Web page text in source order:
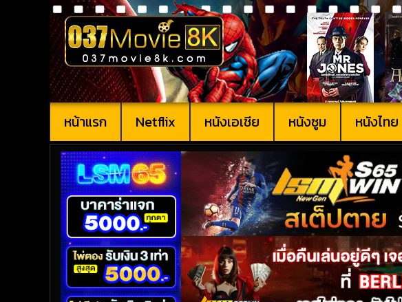
หน้าแรก Netflix หนังเอเชีย หนังซูม หนังไทย